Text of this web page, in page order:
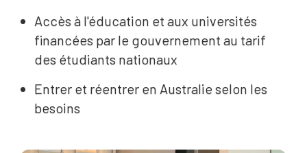
Accès à l'éducation et aux universités
financées par le gouvernement au tarif
des étudiants nationaux
Entrer et réentrer en Australie selon les
besoins